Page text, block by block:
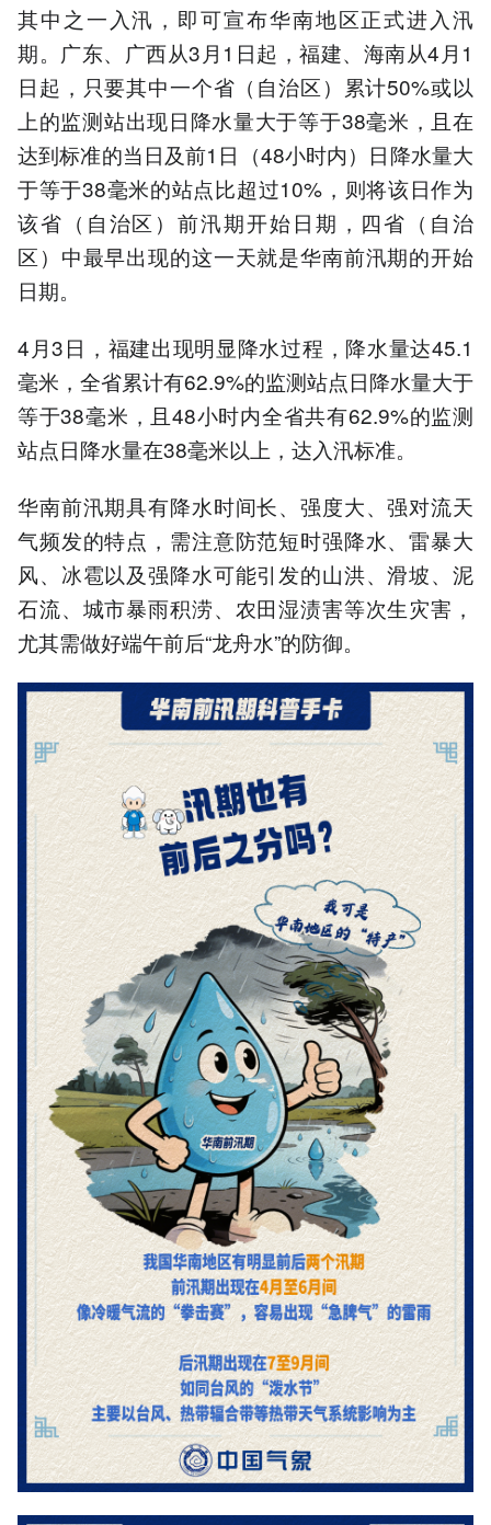
其中之一入汛，即可宣布华南地区正式进入汛
期。广东、广西从3月1日起，福建、海南从4月1
日起，只要其中一个省（自治区）累计50%或以
上的监测站出现日降水量大于等于38毫米，且在
达到标准的当日及前1日（48小时内）日降水量大
于等于38毫米的站点比超过10%，则将该日作为
该省（自治区）前汛期开始日期，四省（自治
区）中最早出现的这一天就是华南前汛期的开始
日期。
4月3日，福建出现明显降水过程，降水量达45.1
毫米，全省累计有62.9%的监测站点日降水量大于
等于38毫米，且48小时内全省共有62.9%的监测
站点日降水量在38毫米以上，达入汛标准。
华南前汛期具有降水时间长、强度大、强对流天
气频发的特点，需注意防范短时强降水、雷暴大
风、冰雹以及强降水可能引发的山洪、滑坡、泥
石流、城市暴雨积涝、农田湿渍害等次生灾害，
尤其需做好端午前后“龙舟水”的防御。